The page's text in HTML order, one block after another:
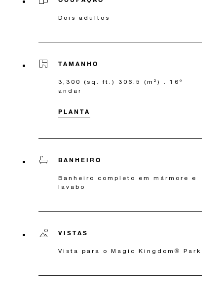
Dois adultos
TAMANHO
3,300 (sq. ft.) 306.5 (m²) . 16º
andar
PLANTA
BANHEIRO
Banheiro completo em mármore e
lavabo
VISTAS
Vista para o Magic Kingdom® Park